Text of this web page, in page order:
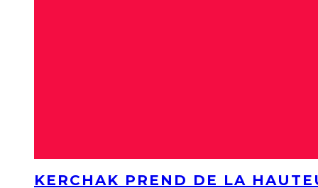
KERCHAK PREND DE LA